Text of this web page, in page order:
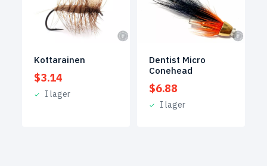
Kottarainen
$3.14
I lager
Dentist Micro
Conehead
$6.88
I lager